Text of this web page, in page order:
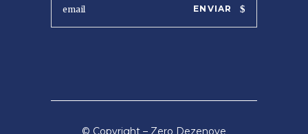
ENVIAR
© Copyright – Zero Dezenove